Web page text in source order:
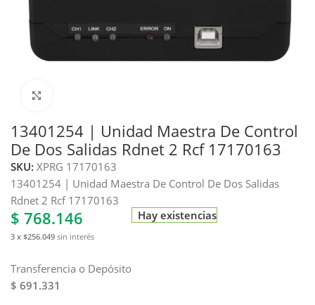
13401254 | Unidad Maestra De Control
De Dos Salidas Rdnet 2 Rcf 17170163
SKU: XPRG 17170163
13401254 | Unidad Maestra De Control De Dos Salidas
Rdnet 2 Rcf 17170163
$ 768.146
3 x $256.049 sin interés
Transferencia o Depósito
$ 691.331
Hay existencias